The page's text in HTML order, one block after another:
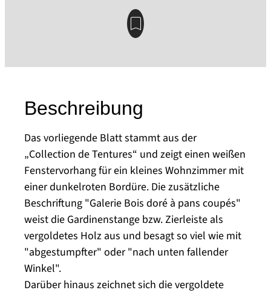
Beschreibung
Das vorliegende Blatt stammt aus der
„Collection de Tentures“ und zeigt einen weißen
Fenstervorhang für ein kleines Wohnzimmer mit
einer dunkelroten Bordüre. Die zusätzliche
Beschriftung "Galerie Bois doré à pans coupés"
weist die Gardinenstange bzw. Zierleiste als
vergoldetes Holz aus und besagt so viel wie mit
"abgestumpfter" oder "nach unten fallender
Winkel".
Darüber hinaus zeichnet sich die vergoldete